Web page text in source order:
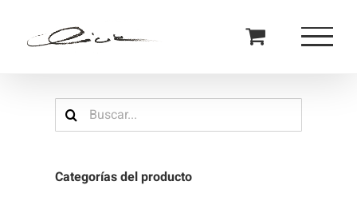
Buscar:
Categorías del producto